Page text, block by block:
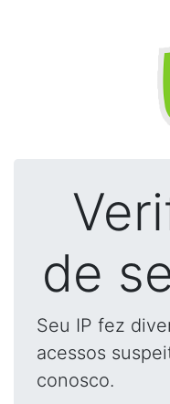
de
Seu IP fez
acessos
conosco.